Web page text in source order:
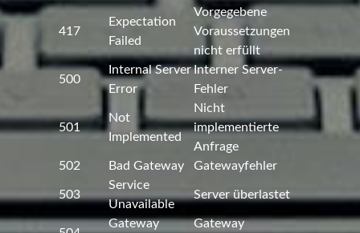
417
Expectation
Failed
Vorgegebene
Voraussetzungen
nicht erfüllt
500
Internal Server
Error
Interner Server-
Fehler
501
Not
Implemented
Nicht
implementierte
Anfrage
502
Bad Gateway Gatewayfehler
503
Service
Unavailable
Server überlastet
Gateway Gateway